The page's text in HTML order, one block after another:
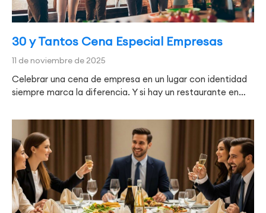
30 y Tantos Cena Especial Empresas
11 de noviembre de 2025
Celebrar una cena de empresa en un lugar con identidad
siempre marca la diferencia. Y si hay un restaurante en…